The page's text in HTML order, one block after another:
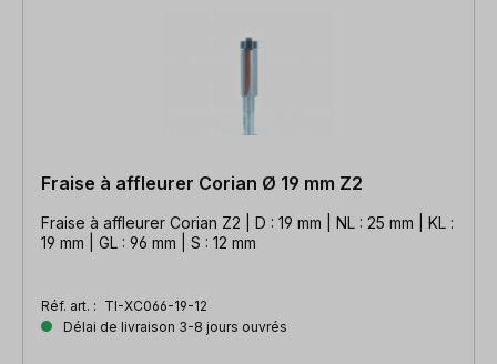
Fraise à affleurer Corian Ø 19 mm Z2
Fraise à affleurer Corian Z2 | D : 19 mm | NL : 25 mm | KL :
19 mm | GL : 96 mm | S : 12 mm
Réf. art. : TI-XC066-19-12
Délai de livraison 3-8 jours ouvrés